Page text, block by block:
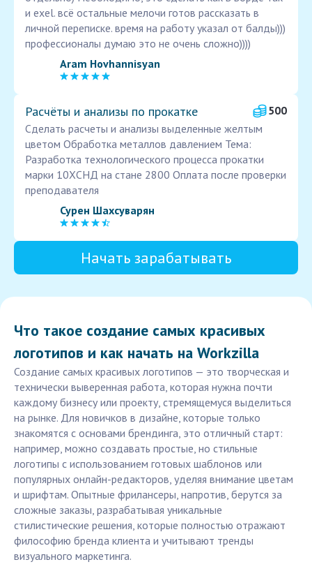
и exel. всё остальные мелочи готов рассказать в
личной переписке. время на работу указал от балды)))
профессионалы думаю это не очень сложно))))
Aram Hovhannisyan
Расчёты и анализы по прокатке
500
Сделать расчеты и анализы выделенные желтым
цветом Обработка металлов давлением Тема:
Разработка технологического процесса прокатки
марки 10ХСНД на стане 2800 Оплата после проверки
преподавателя
Сурен Шахсуварян
Начать зарабатывать
Что такое создание самых красивых
логотипов и как начать на Workzilla
Создание самых красивых логотипов — это творческая и
технически выверенная работа, которая нужна почти
каждому бизнесу или проекту, стремящемуся выделиться
на рынке. Для новичков в дизайне, которые только
знакомятся с основами брендинга, это отличный старт:
например, можно создавать простые, но стильные
логотипы с использованием готовых шаблонов или
популярных онлайн-редакторов, уделяя внимание цветам
и шрифтам. Опытные фрилансеры, напротив, берутся за
сложные заказы, разрабатывая уникальные
стилистические решения, которые полностью отражают
философию бренда клиента и учитывают тренды
визуального маркетинга.